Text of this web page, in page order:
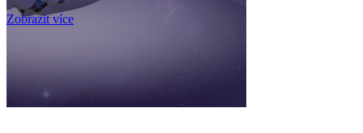
Zobrazit více